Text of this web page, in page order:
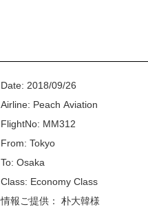
Date: 2018/09/26
Airline: Peach Aviation
FlightNo: MM312
From: Tokyo
To: Osaka
Class: Economy Class
情報ご提供： 朴大韓様